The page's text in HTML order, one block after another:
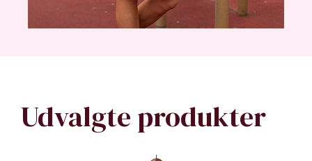
Udvalgte produkter